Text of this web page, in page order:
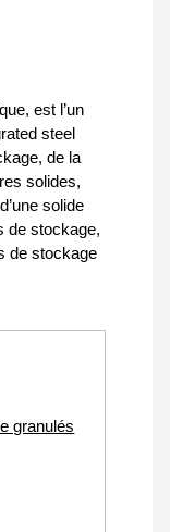
est l’un
steel
de la
solides,
solide
de stockage,
de stockage
granulés